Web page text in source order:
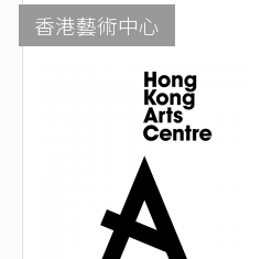
香港藝術中心